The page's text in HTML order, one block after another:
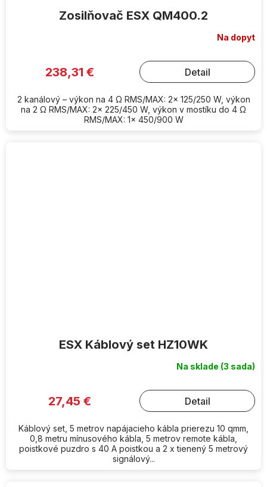
Zosilňovač ESX QM400.2
Na dopyt
238,31 € Detail
2 kanálový – výkon na 4 Ω RMS/MAX: 2x 125/250 W, výkon
na 2 Ω RMS/MAX: 2x 225/450 W, výkon v mostíku do 4 Ω
RMS/MAX: 1x 450/900 W
ESX Káblový set HZ10WK
Na sklade (3 sada)
27,45 € Detail
Káblový set, 5 metrov napájacieho kábla prierezu 10 qmm,
0,8 metru mínusového kábla, 5 metrov remote kábla,
poistkové puzdro s 40 A poistkou a 2 x tienený 5 metrový
signálový...